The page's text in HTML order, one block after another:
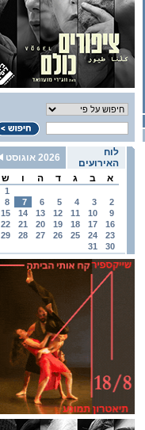
לוח
האירועים
2026 אוגוסט
א
ב ג ד ה ו ש
1
2
3
4
5
6
7
8
9
10
11
12
13
14
15
16
17
18
19
20
21
22
23
24
25
26
27
28
29
30
31